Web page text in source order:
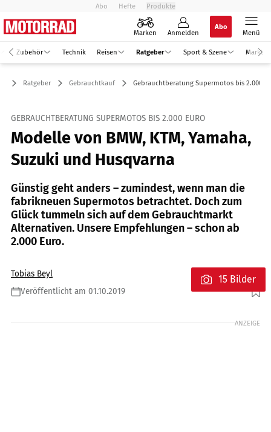
Abo Hefte Produkte
Marken Anmelden
Abo
Menü
Zubehör Technik Reisen Ratgeber Sport & Szene Markt
Ratgeber Gebrauchtkauf Gebrauchtberatung Supermotos bis 2.000
GEBRAUCHTBERATUNG SUPERMOTOS BIS 2.000 EURO
Modelle von BMW, KTM, Yamaha,
Suzuki und Husqvarna
Günstig geht anders – zumindest, wenn man die
fabrikneuen Supermotos betrachtet. Doch zum
Glück tummeln sich auf dem Gebrauchtmarkt
Alternativen. Unsere Empfehlungen – schon ab
2.000 Euro.
Tobias Beyl
Veröffentlicht am 01.10.2019
Foto: fact/Joachim Schahl
15 Bilder
ANZEIGE